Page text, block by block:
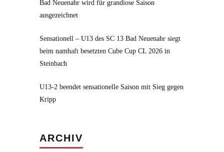
Bad Neuenahr wird für grandiose Saison
ausgezeichnet
Sensationell – U13 des SC 13 Bad Neuenahr siegt
beim namhaft besetzten Cube Cup CL 2026 in
Steinbach
U13-2 beendet sensationelle Saison mit Sieg gegen
Kripp
ARCHIV